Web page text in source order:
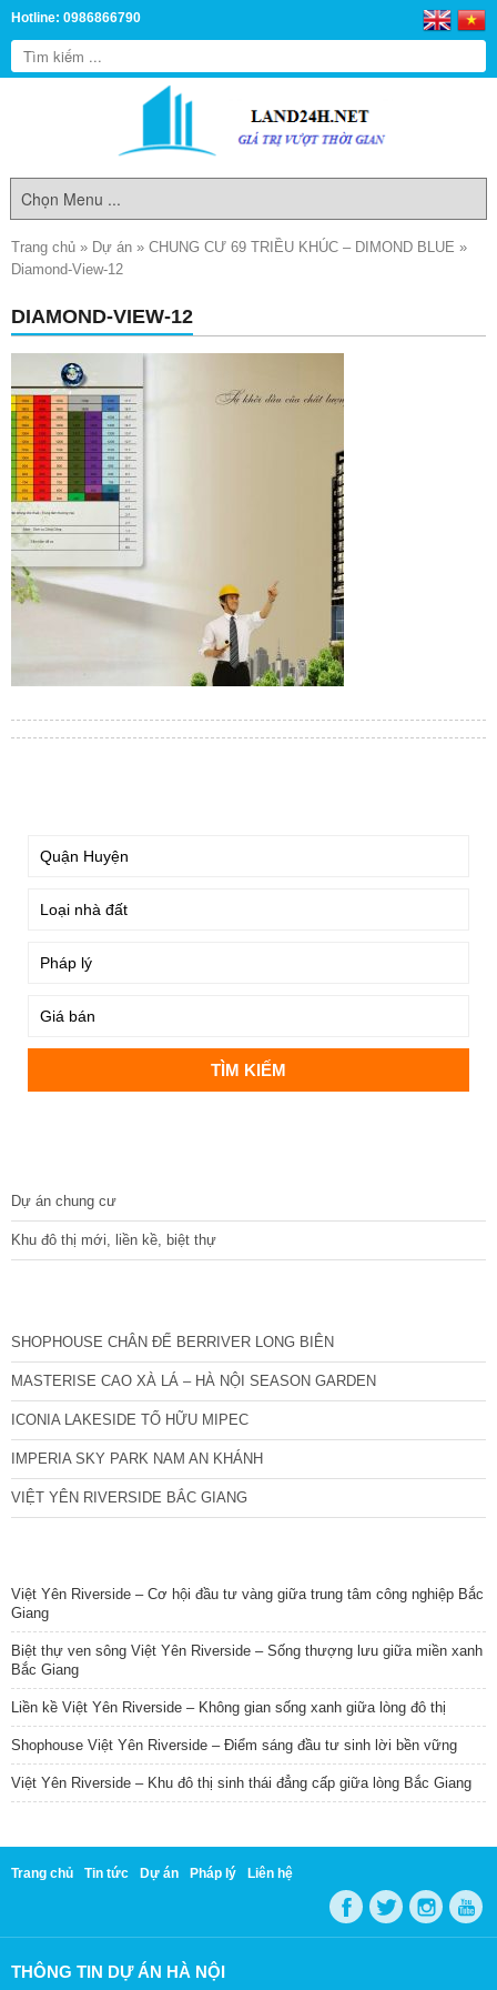
Hotline: 0986866790
Trang chủ » Dự án » CHUNG CƯ 69 TRIỀU KHÚC – DIMOND BLUE »
Diamond-View-12
DIAMOND-VIEW-12
Dự án chung cư
Khu đô thị mới, liền kề, biệt thự
SHOPHOUSE CHÂN ĐẾ BERRIVER LONG BIÊN
MASTERISE CAO XÀ LÁ – HÀ NỘI SEASON GARDEN
ICONIA LAKESIDE TỐ HỮU MIPEC
IMPERIA SKY PARK NAM AN KHÁNH
VIỆT YÊN RIVERSIDE BẮC GIANG
Việt Yên Riverside – Cơ hội đầu tư vàng giữa trung tâm công nghiệp Bắc
Giang
Biệt thự ven sông Việt Yên Riverside – Sống thượng lưu giữa miền xanh
Bắc Giang
Liền kề Việt Yên Riverside – Không gian sống xanh giữa lòng đô thị
Shophouse Việt Yên Riverside – Điểm sáng đầu tư sinh lời bền vững
Việt Yên Riverside – Khu đô thị sinh thái đẳng cấp giữa lòng Bắc Giang
Trang chủ Tin tức Dự án Pháp lý Liên hệ
THÔNG TIN DỰ ÁN HÀ NỘI